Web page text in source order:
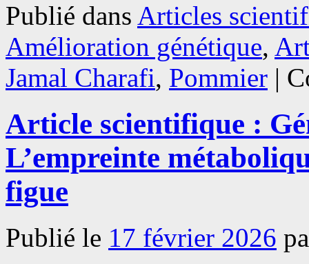
Publié dans Articles
Amélioration génétique,
Jamal Charafi, Pommier |
Article scientifique :
L’empreinte
figue
Publié le 17 février 2026